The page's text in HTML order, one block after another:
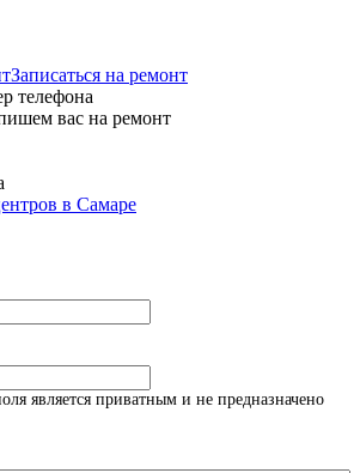
Записаться на ремонт
телефона
вас на ремонт
в Самаре
является приватным и не предназначено